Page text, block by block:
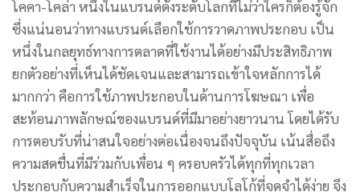
โคคา-โคล่า หนึ่งในแบรนด์ดังระดับโลกที่ไม่ว่าใครก็ต้องรู้จัก
ซึ่งแน่นอนว่าทางแบรนด์เลือกใช้การวาดภาพประกอบ เป็น
หนึ่งในกลยุทธ์ทางการตลาดที่ใช้งานได้อย่างมีประสิทธิภาพ
ยกตัวอย่างที่เห็นได้ชัดเจนและสามารถเข้าใจหลักการได้
มากกว่า คือการใช้ภาพประกอบในด้านการโฆษณา เพื่อ
สะท้อนภาพลักษณ์ของแบรนด์ที่มีมาอย่างยาวนาน โดยได้รับ
การตอบรับที่น่าสนใจอย่างต่อเนื่องจนถึงปัจจุบัน เน้นสื่อถึง
ความสดชื่นที่มีร่วมกับเพื่อน ๆ ครอบครัวได้ทุกที่ทุกเวลา
ประกอบกับความสำเร็จในการออกแบบโลโก้ที่จดจำได้ง่าย จึง